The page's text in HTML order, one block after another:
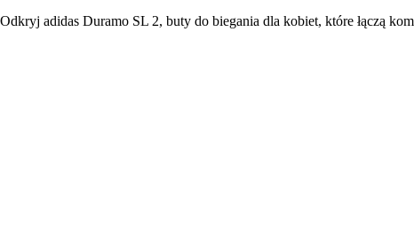
Odkryj adidas Duramo SL 2, buty do biegania dla kobiet, które łączą